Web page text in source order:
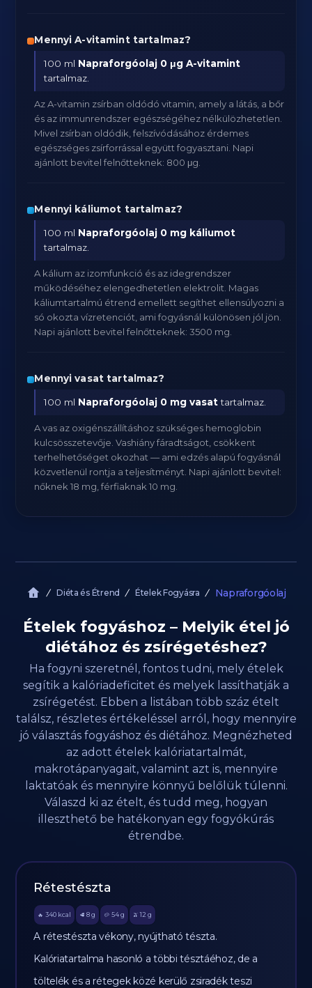
Mennyi A-vitamint tartalmaz?
100 ml Napraforgóolaj 0 μg A-vitamint
tartalmaz.
Az A-vitamin zsírban oldódó vitamin, amely a látás, a bőr
és az immunrendszer egészségéhez nélkülözhetetlen.
Mivel zsírban oldódik, felszívódásához érdemes
egészséges zsírforrással együtt fogyasztani. Napi
ajánlott bevitel felnőtteknek: 800 μg.
Mennyi káliumot tartalmaz?
100 ml Napraforgóolaj 0 mg káliumot
tartalmaz.
A kálium az izomfunkció és az idegrendszer
működéséhez elengedhetetlen elektrolit. Magas
káliumtartalmú étrend emellett segíthet ellensúlyozni a
só okozta vízretenciót, ami fogyásnál különösen jól jön.
Napi ajánlott bevitel felnőtteknek: 3500 mg.
Mennyi vasat tartalmaz?
100 ml Napraforgóolaj 0 mg vasattartalmaz.
A vas az oxigénszállításhoz szükséges hemoglobin
kulcsösszetevője. Vashiány fáradtságot, csökkent
terhelhetőséget okozhat — ami edzés alapú fogyásnál
közvetlenül rontja a teljesítményt. Napi ajánlott bevitel:
nőknek 18 mg, férfiaknak 10 mg.
Diéta és Étrend Ételek Fogyásra Napraforgóolaj
Ételek fogyáshoz – Melyik étel jó
diétához és zsírégetéshez?
Ha fogyni szeretnél, fontos tudni, mely ételek
segítik a kalóriadeficitet és melyek lassíthatják a
zsírégetést. Ebben a listában több száz ételt
találsz, részletes értékeléssel arról, hogy mennyire
jó választás fogyáshoz és diétához. Megnézheted
az adott ételek kalóriatartalmát,
makrotápanyagait, valamint azt is, mennyire
laktatóak és mennyire könnyű belőlük túlenni.
Válaszd ki az ételt, és tudd meg, hogyan
illeszthető be hatékonyan egy fogyókúrás
étrendbe.
Rétestészta
🔥 340 kcal 🥩 8 g 🥔 54g 🫒 12 g
A rétestészta vékony, nyújtható tészta.
Kalóriatartalma hasonló a többi tésztáéhoz, de a
töltelék és a rétegek közé kerülő zsiradék teszi